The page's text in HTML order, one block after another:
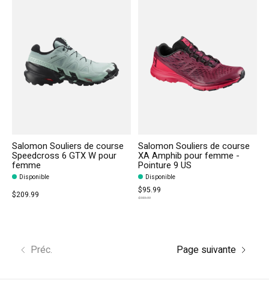
Salomon Souliers de course
Speedcross 6 GTX W pour
femme
Disponible
$209.99
Salomon Souliers de course
XA Amphib pour femme -
Pointure 9 US
Disponible
$95.99
$159.99
Préc. Page suivante